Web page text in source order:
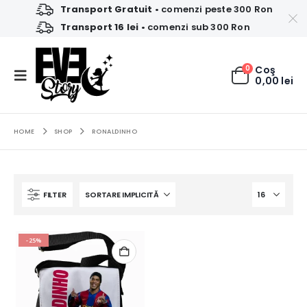
Transport Gratuit • comenzi peste 300 Ron
Transport 16 lei • comenzi sub 300 Ron
0 Coş
0,00 lei
HOME SHOP RONALDINHO
FILTER
-25%